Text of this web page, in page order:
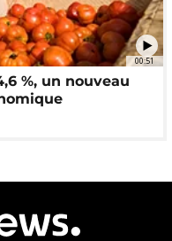
00:51
%, un nouveau